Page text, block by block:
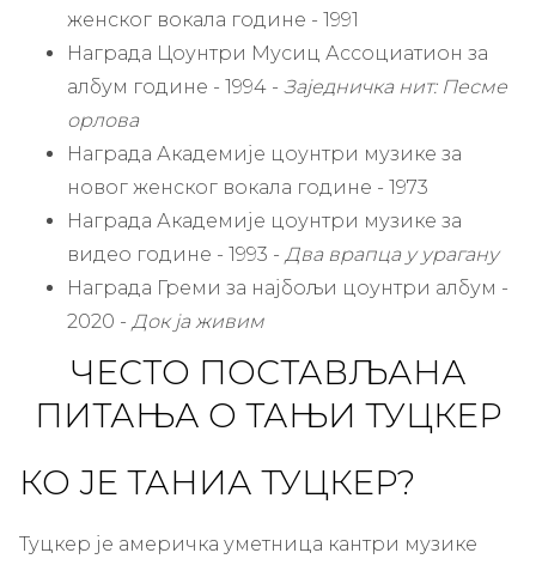
женског вокала године - 1991
Награда Цоунтри Мусиц Ассоциатион за
албум године - 1994 - Заједничка нит: Песме
орлова
Награда Академије цоунтри музике за
новог женског вокала године - 1973
Награда Академије цоунтри музике за
видео године - 1993 - Два врапца у урагану
Награда Греми за најбољи цоунтри албум -
2020 - Док ја живим
ЧЕСТО ПОСТАВЉАНА
ПИТАЊА О ТАЊИ ТУЦКЕР
КО ЈЕ ТАНИА ТУЦКЕР?
Туцкер је америчка уметница кантри музике